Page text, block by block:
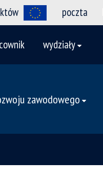
poczta
wydziały
zawodowego